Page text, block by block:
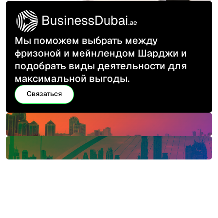
Мы поможем выбрать между
фризоной и мейнлендом Шарджи и
подобрать виды деятельности для
максимальной выгоды.
Связаться
Связаться